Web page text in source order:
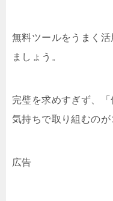
無料ツールをうまく
ましょう。
完璧を求めすぎず、
気持ちで取り組むのが
広告